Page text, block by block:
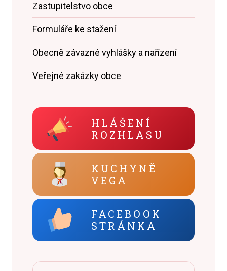
Zastupitelstvo obce
Formuláře ke stažení
Obecně závazné vyhlášky a nařízení
Veřejné zakázky obce
HLÁŠENÍ
ROZHLASU
KUCHYNĚ
VEGA
FACEBOOK
STRÁNKA